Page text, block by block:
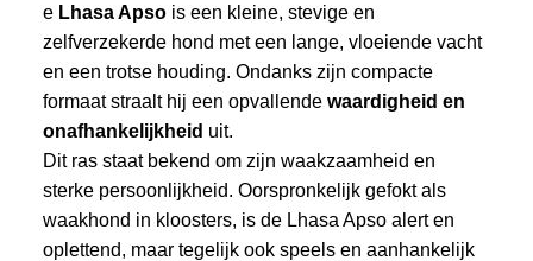
e Lhasa Apso is een kleine, stevige en
zelfverzekerde hond met een lange, vloeiende vacht
en een trotse houding. Ondanks zijn compacte
formaat straalt hij een opvallende waardigheid en
onafhankelijkheid uit.
Dit ras staat bekend om zijn waakzaamheid en
sterke persoonlijkheid. Oorspronkelijk gefokt als
waakhond in kloosters, is de Lhasa Apso alert en
oplettend, maar tegelijk ook speels en aanhankelijk